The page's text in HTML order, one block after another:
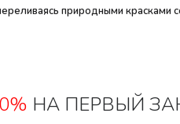
природными красками
НА ПЕРВЫЙ